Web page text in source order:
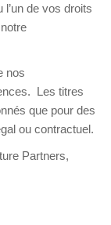
de vos droits
nos
Les titres
que pour des
ou contractuel.
Partners,